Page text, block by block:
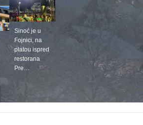
Sinoć je u
Fojnici, na
platou ispred
restorana
Pre…